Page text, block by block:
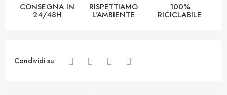
CONSEGNA IN
24/48H
RISPETTIAMO
L'AMBIENTE
100%
RICICLABILE
Condividi su